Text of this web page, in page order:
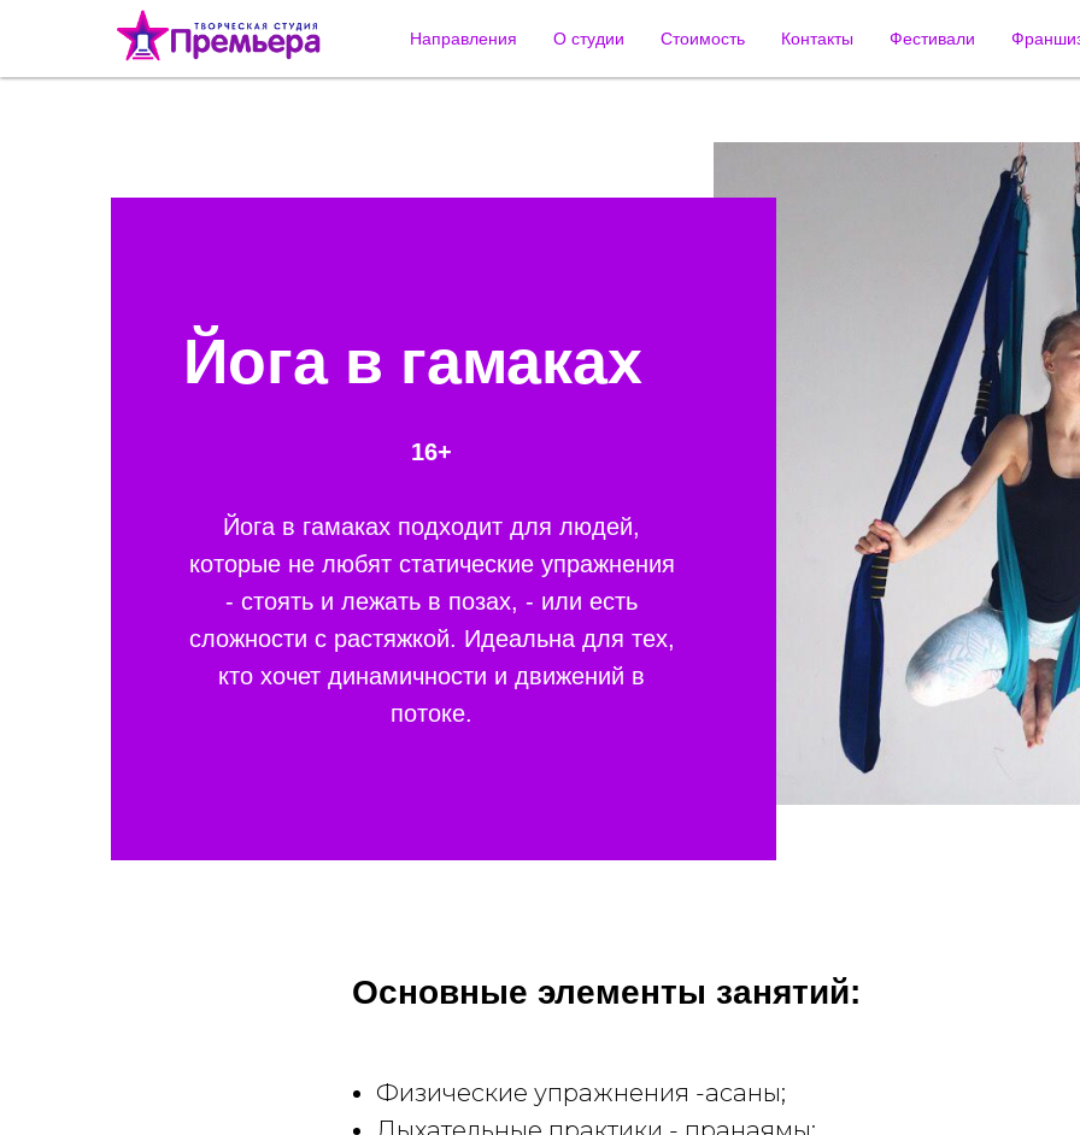
Направления О студии Стоимость Контакты Фестивали
Йога в гамаках
16+
Йога в гамаках подходит для людей,
которые не любят статические упражнения
- стоять и лежать в позах, - или есть
сложности с растяжкой. Идеальна для тех,
кто хочет динамичности и движений в
потоке.
Основные элементы занятий:
Физические упражнения -асаны;